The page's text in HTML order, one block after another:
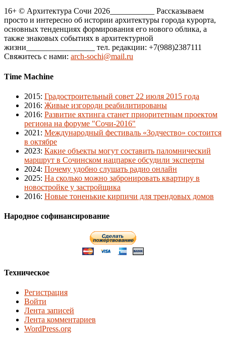
16+ © Архитектура Сочи 2026___________ Рассказываем
просто и интересно об истории архитектуры города курорта,
основных тенденциях формирования его нового облика, а
также знаковых событиях в архитектурной
жизни_________________ тел. редакции: +7(988)2387111
Свяжитесь с нами: arch-sochi@mail.ru
Time Machine
2015: Градостроительный совет 22 июля 2015 года
2016: Живые изгороди реабилитированы
2016: Развитие яхтинга станет приоритетным проектом
региона на форуме "Сочи-2016"
2021 : Международный фестиваль «Зодчество» состоится
в октябре
2023: Какие объекты могут составить паломнический
маршрут в Сочинском нацпарке обсудили эксперты
2024: Почему удобно слушать радио онлайн
2025: На сколько можно забронировать квартиру в
новостройке у застройщика
2016: Новые тоненькие кирпичи для трендовых домов
Народное софинансирование
Техническое
Регистрация
Войти
Лента записей
Лента комментариев
WordPress.org